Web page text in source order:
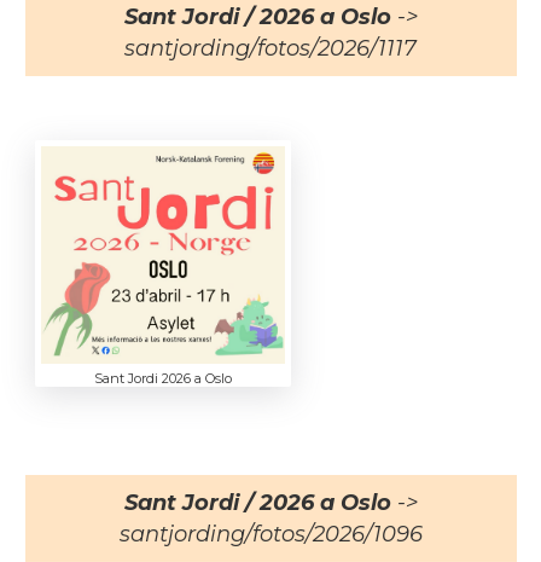
Sant Jordi / 2026 a Oslo->
santjording/fotos/2026/1117
Sant Jordi 2026 a Oslo
Sant Jordi / 2026 a Oslo->
santjording/fotos/2026/1096